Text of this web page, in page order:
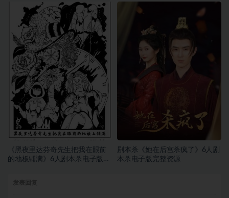
《黑夜里达芬奇先生把我在眼前
的地板铺满》6人剧本杀电子版完
剧本杀《她在后宫杀疯了》6人剧
本杀电子版完整资源